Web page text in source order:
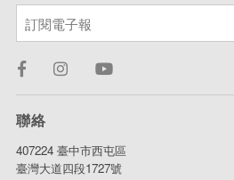
聯絡
407224 臺中市西屯區
臺灣大道四段1727號